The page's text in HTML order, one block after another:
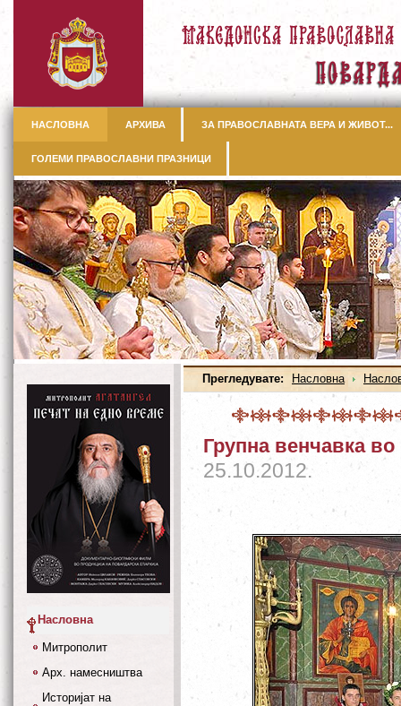
НАСЛОВНА АРХИВА ЗА ПРАВОСЛАВНАТА ВЕРА И ЖИВОТ...
ГОЛЕМИ ПРАВОСЛАВНИ ПРАЗНИЦИ
Прегледувате: Насловна
Групна венчавка
25.10.2012.
Насловна
Митрополит
Арх. намесништва
Историјат на